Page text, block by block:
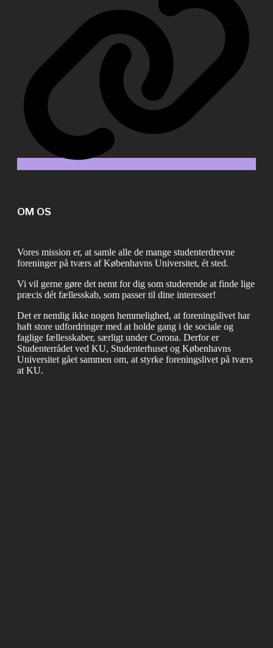
OM OS
Vores mission er, at samle alle de mange studenterdrevne
foreninger på tværs af Københavns Universitet, ét sted.
Vi vil gerne gøre det nemt for dig som studerende at finde lige
præcis dét fællesskab, som passer til dine interesser!
Det er nemlig ikke nogen hemmelighed, at foreningslivet har
haft store udfordringer med at holde gang i de sociale og
faglige fællesskaber, særligt under Corona. Derfor er
Studenterrådet ved KU, Studenterhuset og Københavns
Universitet gået sammen om, at styrke foreningslivet på tværs
at KU.